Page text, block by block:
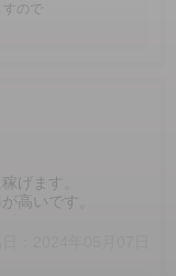
ので
げます。
高いです。